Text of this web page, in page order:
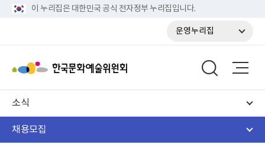
이 누리집은 대한민국 공식 전자정부 누리집입니다.
운영누리집
소식
채용모집